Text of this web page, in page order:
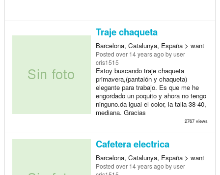
Traje chaqueta
Barcelona, Catalunya, España > want
Posted over 14 years ago by user
cris1515
Estoy buscando traje chaqueta
primavera,(pantalón y chaqueta)
elegante para trabajo. Es que me he
engordado un poquito y ahora no tengo
ninguno.da igual el color, la talla 38-40,
mediana. Gracias
2767 views
Cafetera electrica
Barcelona, Catalunya, España > want
Posted over 14 years ago by user